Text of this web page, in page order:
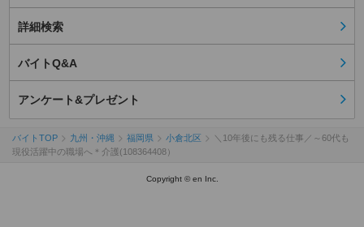
詳細検索
バイトQ&A
アンケート&プレゼント
バイトTOP 九州・沖縄 福岡県 小倉北区
＼10年後にも残る仕事／～60代も
現役活躍中の職場へ＊介護(108364408）
Copyright © en Inc.